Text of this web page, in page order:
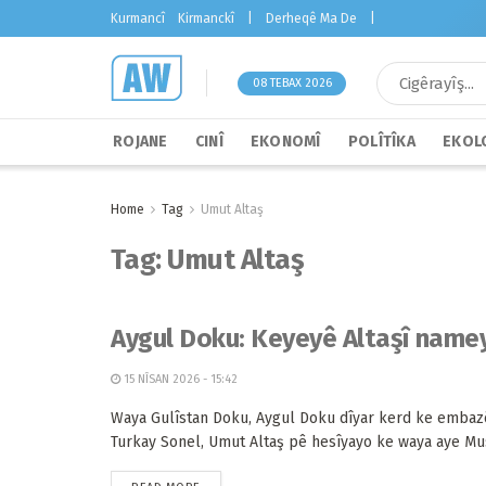
Kurmancî Kirmanckî Derheqê Ma De
08 TEBAX 2026
ROJANE CINÎ EKONOMÎ POLÎTÎKA
Home Tag Umut Altaş
Tag:Umut Altaş
Aygul Doku: Keyeyê Altaşî
15 NÎSAN 2026 - 15:42
Waya Gulîstan Doku, Aygul Doku dîyar kerd ke
Turkay Sonel, Umut Altaş pê hesîyayo ke waya aye